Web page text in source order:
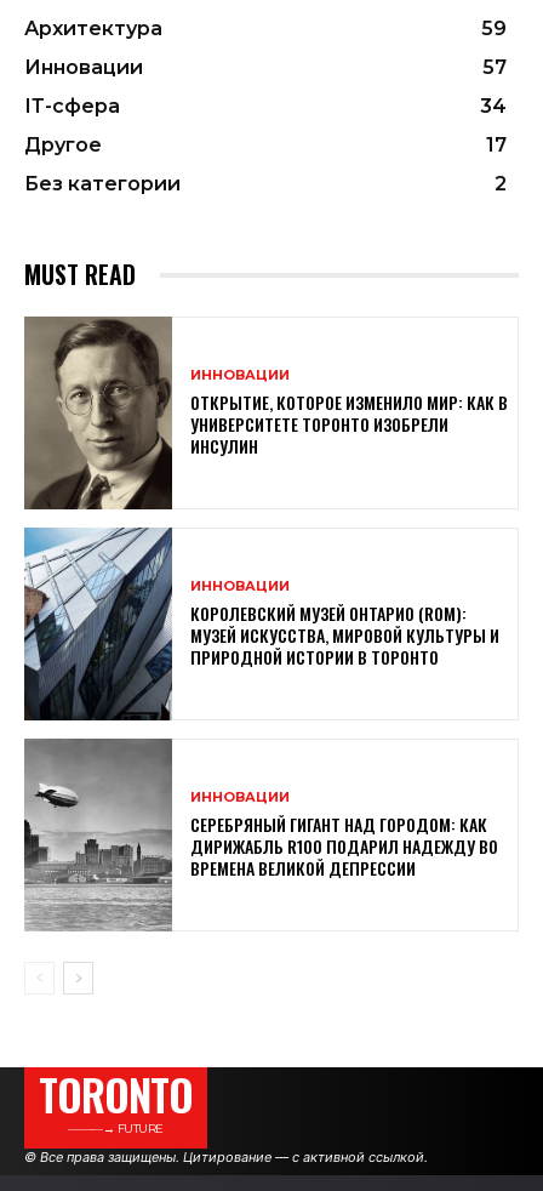
Архитектура
59
Инновации
57
ІТ-сфера
34
Другое
17
Без категории
2
MUST READ
ИННОВАЦИИ
ОТКРЫТИЕ, КОТОРОЕ ИЗМЕНИЛО МИР: КАК В
УНИВЕРСИТЕТЕ ТОРОНТО ИЗОБРЕЛИ
ИНСУЛИН
ИННОВАЦИИ
КОРОЛЕВСКИЙ МУЗЕЙ ОНТАРИО (ROM):
МУЗЕЙ ИСКУССТВА, МИРОВОЙ КУЛЬТУРЫ И
ПРИРОДНОЙ ИСТОРИИ В ТОРОНТО
ИННОВАЦИИ
СЕРЕБРЯНЫЙ ГИГАНТ НАД ГОРОДОМ: КАК
ДИРИЖАБЛЬ R100 ПОДАРИЛ НАДЕЖДУ ВО
ВРЕМЕНА ВЕЛИКОЙ ДЕПРЕССИИ
TORONTO
———→ FUTURE
© Все права защищены. Цитирование — с активной ссылкой.